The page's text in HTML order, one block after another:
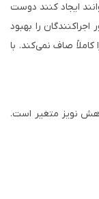
ایجاد کنند دوست
را بهبود
صاف نمی‌کند. با
نویز متغیر است.